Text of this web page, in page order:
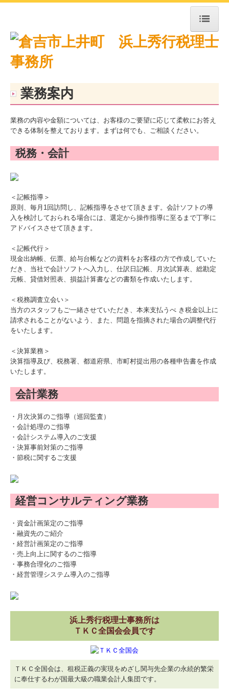
トップページ
お知らせ
事務所紹介
経営理念
交通案内
業務案内
FX4クラウド
補助金・助成金・融資情報
関与先向け融資商品ご紹介
経営者お役立ち情報
Q&A経営相談
税務カレンダー
税務Q&A
社長メニューASP版
TKCシステムQ&A
業務案内
業務の内容や金額については、お客様のご要望に応じて柔軟にお答え
できる体制を整えております。まずは何でも、ご相談ください。
税務・会計
＜記帳指導＞
原則、毎月1回訪問し、記帳指導をさせて頂きます。会計ソフトの導
入を検討しておられる場合には、選定から操作指導に至るまで丁寧に
アドバイスさせて頂きます。
＜記帳代行＞
現金出納帳、伝票、給与台帳などの資料をお客様の方で作成していた
だき、当社で会計ソフトへ入力し、仕訳日記帳、月次試算表、総勘定
元帳、貸借対照表、損益計算書などの書類を作成いたします。
＜税務調査立会い＞
当方のスタッフもご一緒させていただき、本来支払うべ き税金以上に
請求されることがないよう、また、問題を指摘された場合の調整代行
をいたします。
＜決算業務＞
決算指導及び、税務署、都道府県、市町村提出用の各種申告書を作成
いたします。
会計業務
・月次決算のご指導（巡回監査）
・会計処理のご指導
・会計システム導入のご支援
・決算事前対策のご指導
・節税に関するご支援
経営コンサルティング業務
・資金計画策定のご指導
・融資先のご紹介
・経営計画策定のご指導
・売上向上に関するのご指導
・事務合理化のご指導
・経営管理システム導入のご指導
浜上秀行税理士事務所は
ＴＫＣ全国会会員です
ＴＫＣ全国会は、租税正義の実現をめざし関与先企業の永続的繁栄
に奉仕するわが国最大級の職業会計人集団です。